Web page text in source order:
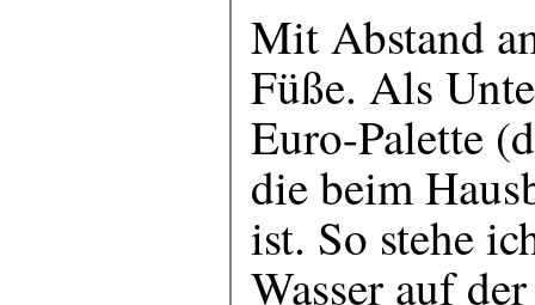
Mit Abstand
Füße. Als
Euro-Palette
die beim
ist. So stehe
Wasser auf